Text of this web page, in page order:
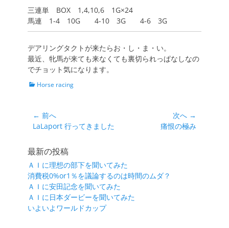
三連単 BOX 1,4,10,6 1G×24
馬連 1-4 10G 4-10 3G 4-6 3G
デアリングタクトが来たらお・し・ま・い。
最近、牝馬が来ても来なくても裏切られっぱなしなの
でチョット気になります。
カ Horse racing
投
稿
ビ
ゲ
ー
シ
ョ
← 前へ
前
投
稿:
LaLaport 行ってきました
次へ →
痛恨の極み
最新の投稿
ＡＩに理想の部下を聞いてみた
消費税0%or1％を議論するのは時間のムダ？
ＡＩに安田記念を聞いてみた
ＡＩに日本ダービーを聞いてみた
いよいよワールドカップ